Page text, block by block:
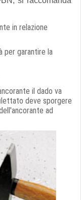
in relazione
per garantire la
il dado va
deve sporgere
ad